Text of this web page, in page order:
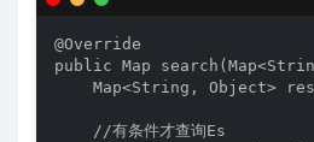
@Override
public Map
Map<String, Object>
    //有条件才查询Es